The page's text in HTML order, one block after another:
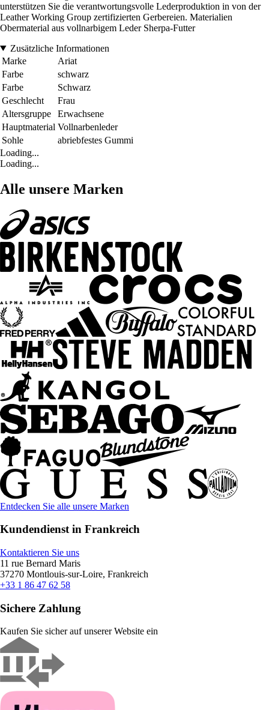
unterstützen Sie die verantwortungsvolle Lederproduktion in von der
Leather Working Group zertifizierten Gerbereien. Materialien
Obermaterial aus vollnarbigem Leder Sherpa-Futter
Zusätzliche Informationen
Marke
Ariat
Farbe
schwarz
Farbe
Schwarz
Geschlecht
Frau
Altersgruppe
Erwachsene
Hauptmaterial Vollnarbenleder
Sohle
abriebfestes Gummi
Loading...
Loading...
Alle unsere Marken
Entdecken Sie alle unsere Marken
Kundendienst in Frankreich
Kontaktieren Sie uns
11 rue Bernard Maris
37270 Montlouis-sur-Loire, Frankreich
+33 1 86 47 62 58
Sichere Zahlung
Kaufen Sie sicher auf unserer Website ein